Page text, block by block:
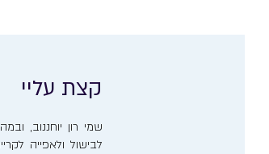
קצת עליי
שמי רון יוחננוב,
לבישול ולאפייה